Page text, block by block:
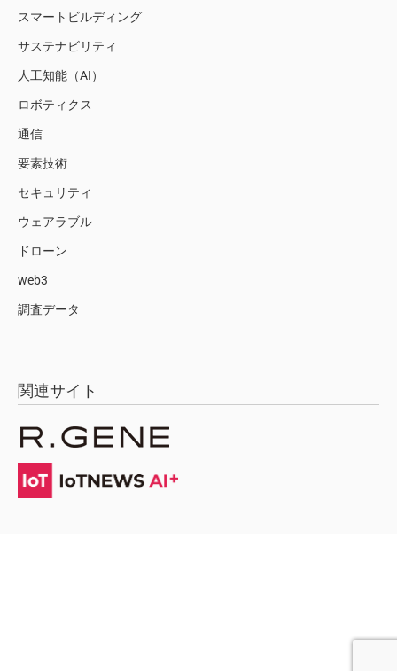
スマートビルディング
サステナビリティ
人工知能（AI）
ロボティクス
通信
要素技術
セキュリティ
ウェアラブル
ドローン
web3
調査データ
関連サイト